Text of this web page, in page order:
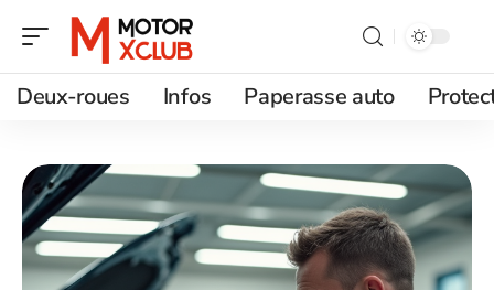
Deux-roues Infos Paperasse auto